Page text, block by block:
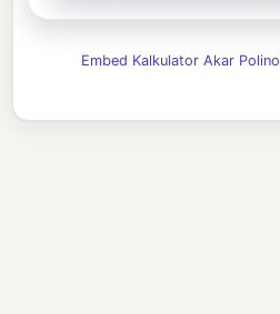
Embed Kalkulator Akar